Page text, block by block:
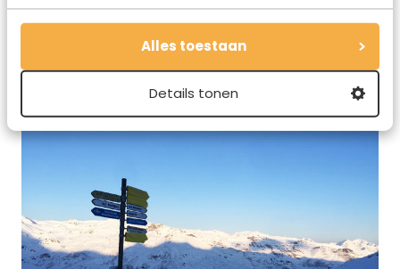
Alles toestaan
Details tonen
Nog voor de zon opkomt, klim je met skifitness al